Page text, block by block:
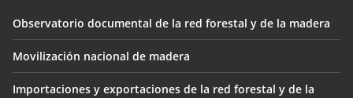
Observatorio documental de la red forestal y de la madera
Movilización nacional de madera
Importaciones y exportaciones de la red forestal y de la